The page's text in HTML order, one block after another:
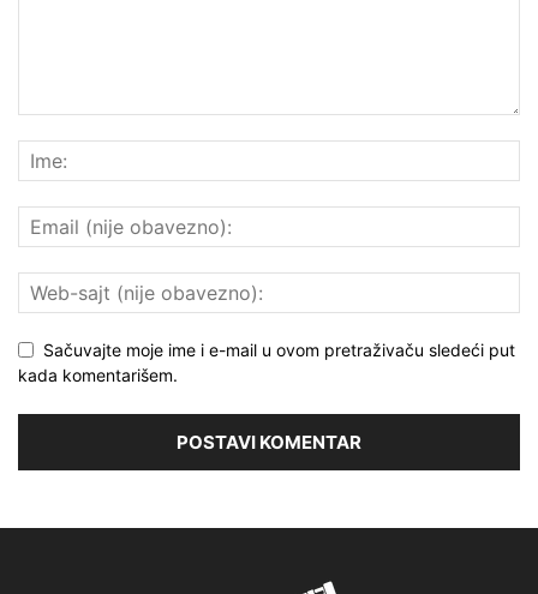
Sačuvajte moje ime i e-mail u ovom pretraživaču sledeći put
kada komentarišem.